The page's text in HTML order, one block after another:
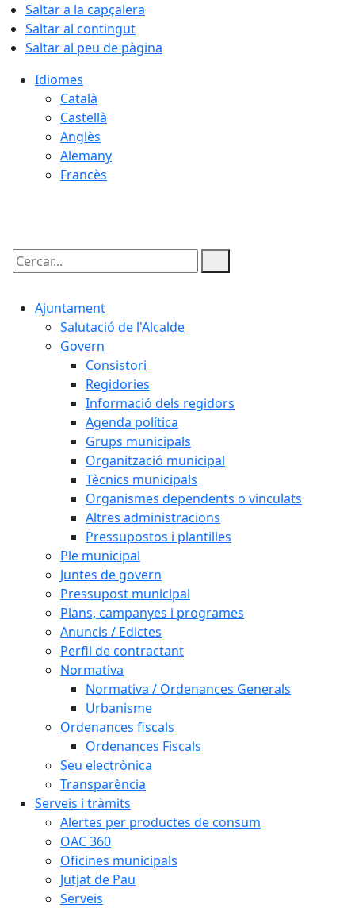
Saltar a la capçalera
Saltar al contingut
Saltar al peu de pàgina
Idiomes
Català
Castellà
Anglès
Alemany
Francès
Cercar:
Ajuntament
Salutació de l'Alcalde
Govern
Consistori
Regidories
Informació dels regidors
Agenda política
Grups municipals
Organització municipal
Tècnics municipals
Organismes dependents o vinculats
Altres administracions
Pressupostos i plantilles
Ple municipal
Juntes de govern
Pressupost municipal
Plans, campanyes i programes
Anuncis / Edictes
Perfil de contractant
Normativa
Normativa / Ordenances Generals
Urbanisme
Ordenances fiscals
Ordenances Fiscals
Seu electrònica
Transparència
Serveis i tràmits
Alertes per productes de consum
OAC 360
Oficines municipals
Jutjat de Pau
Serveis